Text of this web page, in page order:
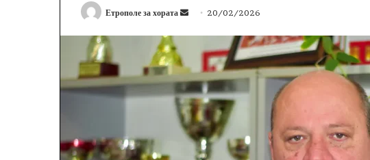
Етрополе за хората
a
n
e
m
a
20/02/2026